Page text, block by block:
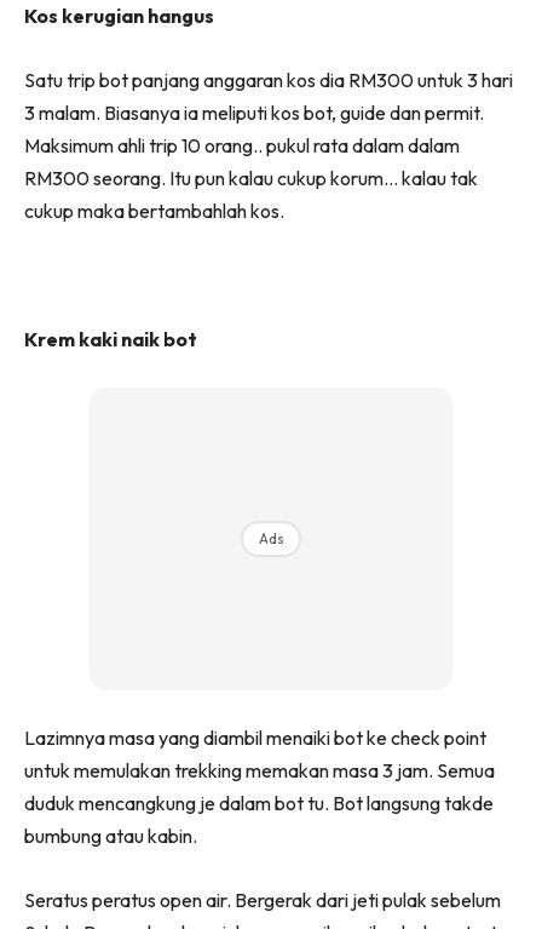
Kos kerugian hangus
Satu trip bot panjang anggaran kos dia RM300 untuk 3 hari
3 malam. Biasanya ia meliputi kos bot, guide dan permit.
Maksimum ahli trip 10 orang.. pukul rata dalam dalam
RM300 seorang. Itu pun kalau cukup korum… kalau tak
cukup maka bertambahlah kos.
Krem kaki naik bot
Ads
Lazimnya masa yang diambil menaiki bot ke check point
untuk memulakan trekking memakan masa 3 jam. Semua
duduk mencangkung je dalam bot tu. Bot langsung takde
bumbung atau kabin.
Seratus peratus open air. Bergerak dari jeti pulak sebelum